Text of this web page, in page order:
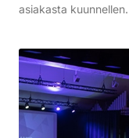
asiakasta